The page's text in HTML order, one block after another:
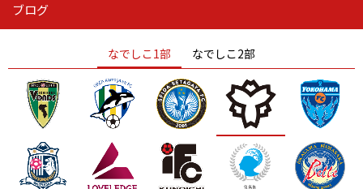
ニッパツ
ニッパツ 名古屋
石人の星
静岡 愛媛Ｌ
ブログ
なでしこ1部 なでしこ2部